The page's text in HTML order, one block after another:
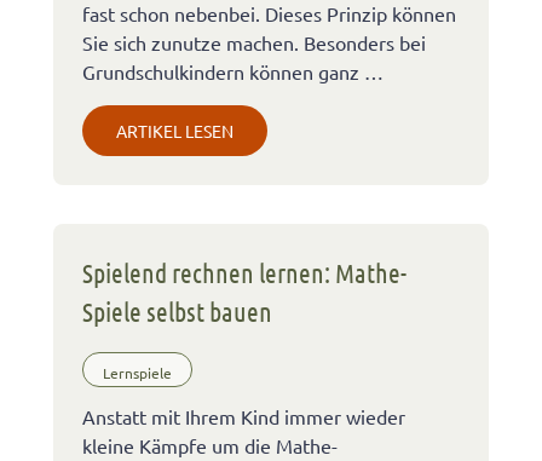
fast schon nebenbei. Dieses Prinzip können
Sie sich zunutze machen. Besonders bei
Grundschulkindern können ganz …
ARTIKEL LESEN
Spielend rechnen lernen: Mathe-
Spiele selbst bauen
Lernspiele
Anstatt mit Ihrem Kind immer wieder
kleine Kämpfe um die Mathe-